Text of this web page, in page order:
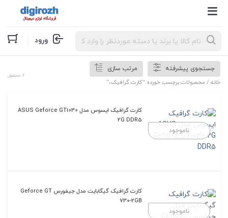
Products
search ورود
جستجوی پیشرفته
مرتب سازی
خانه / محصولات برچسب خورده “کارت گرافیک،”
2 محصول
ناموجود
کارت گرافیک ایسوس مدل ASUS Geforce GT1030
2G DDR5
ناموجود
کارت گرافیک گیگابایت مدل جیفورس Geforce GT
730-2GB